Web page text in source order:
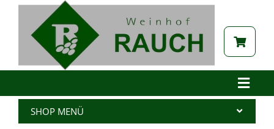
Zum
springen
Toggle
SHOP MENÜ